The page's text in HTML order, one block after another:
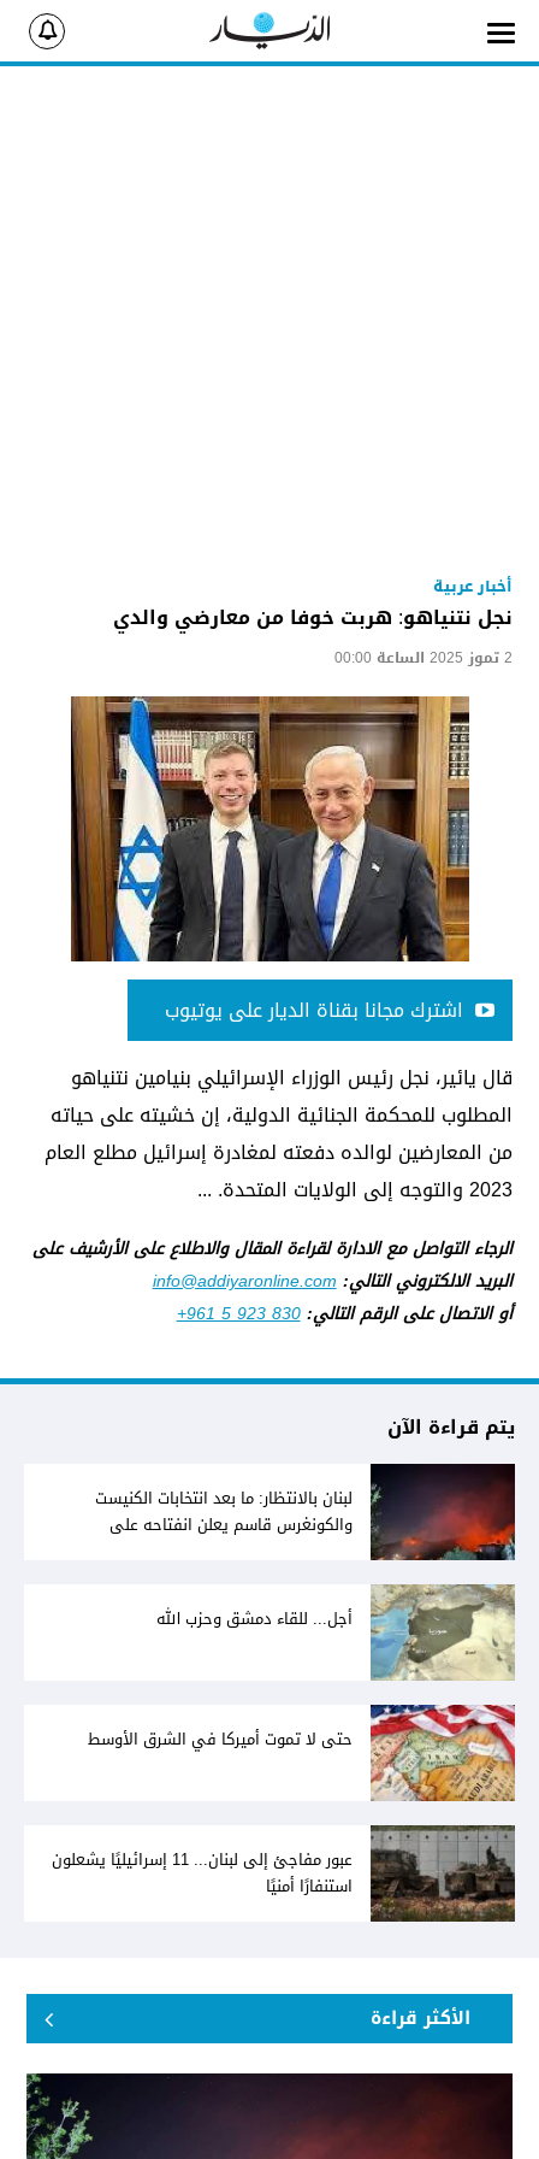
أخبار عربية
نجل نتنياهو: هربت خوفا من معارضي والدي
2 تموز 2025 الساعة 00:00
اشترك مجانا بقناة الديار على يوتيوب
قال يائير، نجل رئيس الوزراء الإسرائيلي بنيامين نتنياهو
المطلوب للمحكمة الجنائية الدولية، إن خشيته على حياته
من المعارضين لوالده دفعته لمغادرة إسرائيل مطلع العام
2023 والتوجه إلى الولايات المتحدة. ...
الرجاء التواصل مع الادارة لقراءة المقال والاطلاع على الأرشيف على
البريد الالكتروني التالي:info@addiyaronline.com
أو الاتصال على الرقم التالي:+961 5 923 830
يتم قراءة الآن
لبنان بالانتظار: ما بعد انتخابات الكنيست
والكونغرس قاسم يعلن انفتاحه على
أجل... للقاء دمشق وحزب الله
حتى لا تموت أميركا في الشرق الأوسط
عبور مفاجئ إلى لبنان... 11 إسرائيليًا يشعلون
استنفارًا أمنيًا
الأكثر قراءة